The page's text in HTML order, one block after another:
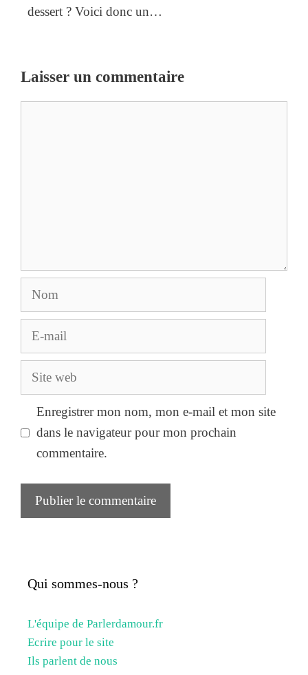
dessert ? Voici donc un…
Laisser un commentaire
Nom
E-
Site
Enregistrer mon nom, mon e-mail et mon site
dans le navigateur pour mon prochain
commentaire.
Qui sommes-nous ?
L'équipe de Parlerdamour.fr
Ecrire pour le site
Ils parlent de nous